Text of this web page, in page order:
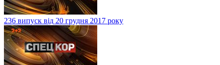
236 випуск від 20 грудня 2017 року